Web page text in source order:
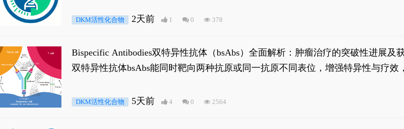
DKM活性化合物 2天前 1 0 378
Bispecific Antibodies双特异性抗体（bsAbs）全面解析：肿瘤治疗的突破性进展及
双特异性抗体bsAbs能同时靶向两种抗原或同一抗原不同表位，增强特异性与疗
DKM活性化合物 5天前 4 0 2564